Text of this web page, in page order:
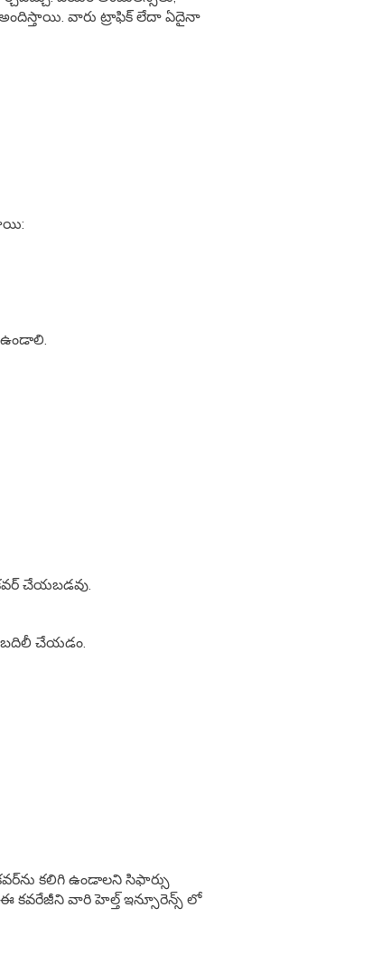
వారు ట్రాఫిక్ లేదా ఏదైనా
చేయబడవు.
బదిలీ చేయడం.
కలిగి ఉండాలని సిఫార్సు
ఈ కవరేజీని వారి హెల్త్ ఇన్సూరెన్స్ లో